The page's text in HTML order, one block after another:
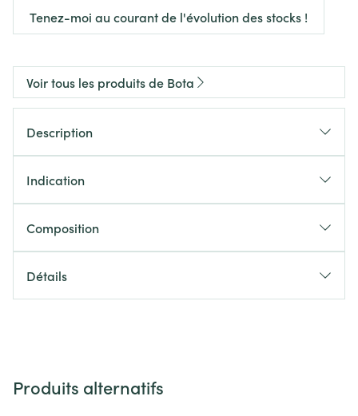
Tenez-moi au courant de l'évolution des stocks !
Voir tous les produits de Bota
Description
Indication
Composition
Détails
Produits alternatifs